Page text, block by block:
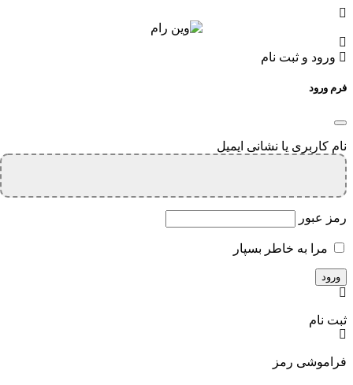
ورود و ثبت نام
فرم ورود
نام کاربری یا نشانی ایمیل
رمز عبور
مرا به خاطر بسپار
ثبت نام
فراموشی رمز